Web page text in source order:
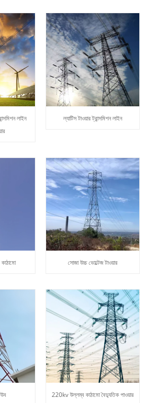
লাইন
ল্যাটিস টাওয়ার ট্রান্সমিশন লাইন
সোজা উচ্চ ভোল্টেজ টাওয়ার
220kv উল্লম্ব কাঠামো বৈদ্যুতিক পাওয়ার